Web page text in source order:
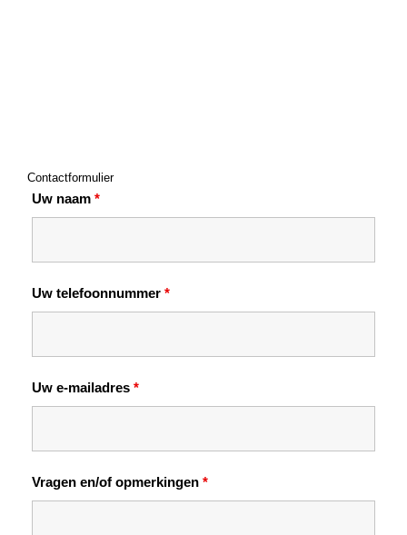
Contactformulier
Uw naam *
Uw telefoonnummer *
Uw e-mailadres *
Vragen en/of opmerkingen *